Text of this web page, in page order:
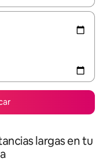
largas en tu